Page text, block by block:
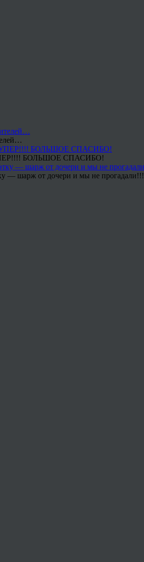
БОЛЬШОЕ СПАСИБО!
— шарж от дочери и мы не прогадали!!!